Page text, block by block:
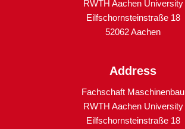
RWTH Aachen University
Eilfschornsteinstraße 18
52062 Aachen
Address
Fachschaft Maschinenbau
RWTH Aachen University
Eilfschornsteinstraße 18